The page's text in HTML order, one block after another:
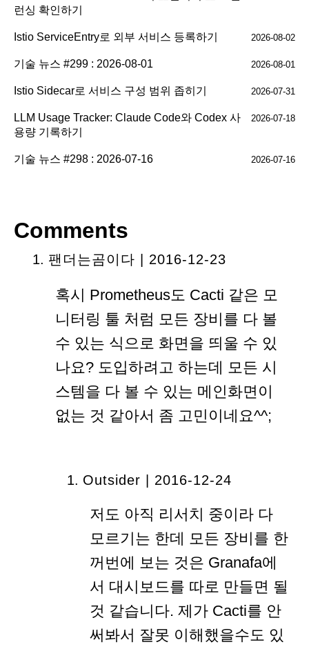
런싱 확인하기
Istio ServiceEntry로 외부 서비스 등록하기 2026-08-02
기술 뉴스 #299 : 2026-08-01 2026-08-01
Istio Sidecar로 서비스 구성 범위 좁히기 2026-07-31
LLM Usage Tracker: Claude Code와 Codex 사
용량 기록하기
2026-07-18
기술 뉴스 #298 : 2026-07-16 2026-07-16
Comments
팬더는곰이다 | 2016-12-23
혹시 Prometheus도 Cacti 같은 모
니터링 툴 처럼 모든 장비를 다 볼
수 있는 식으로 화면을 띄울 수 있
나요? 도입하려고 하는데 모든 시
스템을 다 볼 수 있는 메인화면이
없는 것 같아서 좀 고민이네요^^;
Outsider | 2016-12-24
저도 아직 리서치 중이라 다
모르기는 한데 모든 장비를 한
꺼번에 보는 것은 Granafa에
서 대시보드를 따로 만들면 될
것 같습니다. 제가 Cacti를 안
써봐서 잘못 이해했을수도 있